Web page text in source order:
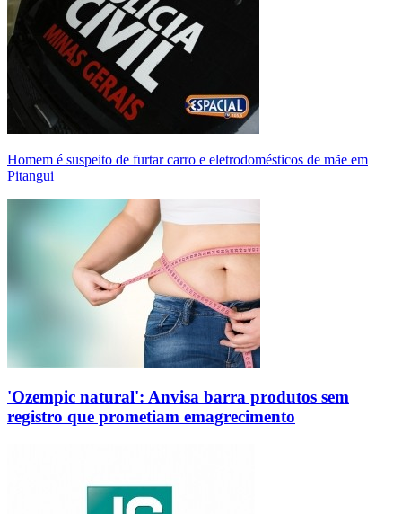
Homem é suspeito de furtar carro e eletrodomésticos de mãe em
Pitangui
'Ozempic natural': Anvisa barra produtos sem
registro que prometiam emagrecimento